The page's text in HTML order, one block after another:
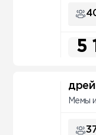
5
Мемы